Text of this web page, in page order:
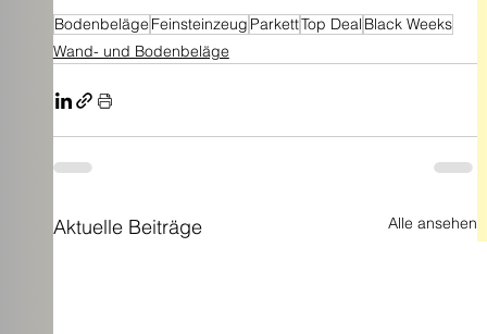
Bodenbeläge Feinsteinzeug ParkettTop Deal Black Weeks
Wand- und Bodenbeläge
Aktuelle Beiträge Alle ansehen